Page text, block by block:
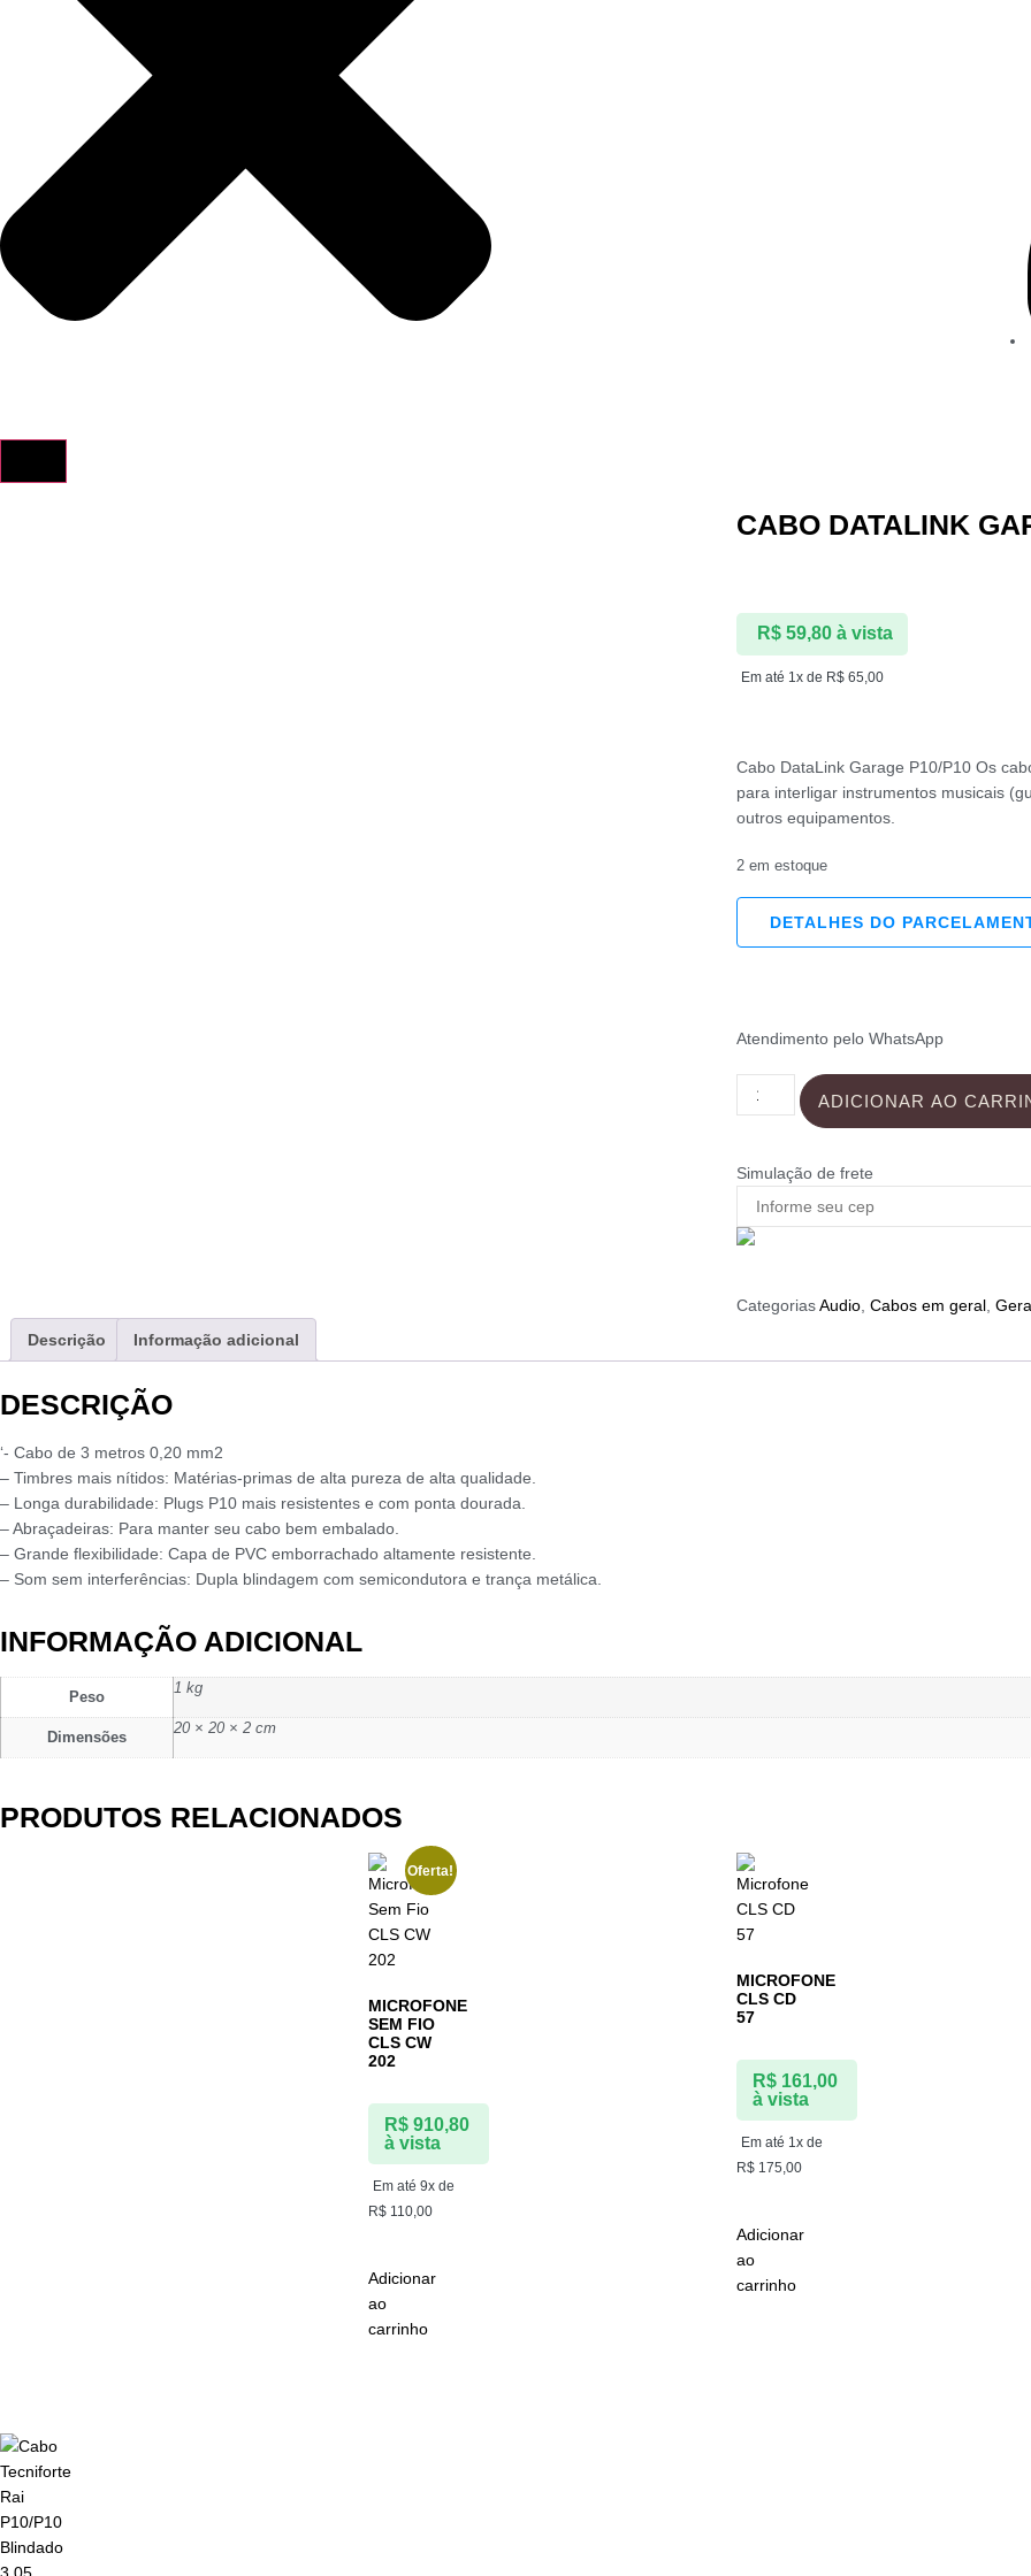
CABO DATALINK
Em até 1x de R$ 65,00
R$59,80 à vista
Cabo DataLink Garage P10/P10 Os
para interligar instrumentos musicais
outros equipamentos.
2 em estoque
DETALHES DO
Atendimento pelo WhatsApp
ADICIONAR AO
Simulação de frete
CategoriasAudio Cabos em geral
Descrição
Informação adicional
DESCRIÇÃO
‘- Cabo de 3 metros 0,20 mm2
– Timbres mais nítidos: Matérias-primas de alta pureza de alta qualidade.
– Longa durabilidade: Plugs P10 mais resistentes e com ponta dourada.
– Abraçadeiras: Para manter seu cabo bem embalado.
– Grande flexibilidade: Capa de PVC emborrachado altamente resistente.
– Som sem interferências: Dupla blindagem com semicondutora e trança metálica.
INFORMAÇÃO ADICIONAL
Peso
1 kg
Dimensões
20 × 20 × 2 cm
PRODUTOS RELACIONADOS
Oferta!
MICROFONE
SEM FIO
CLS CW
202
Em até 9x de
R$ 110,00
R$910,80
à vista
Adicionar
ao
carrinho
MICROFONE
CLS CD
57
Em até 1x de
R$ 175,00
R$161,00
à vista
Adicionar
ao
carrinho